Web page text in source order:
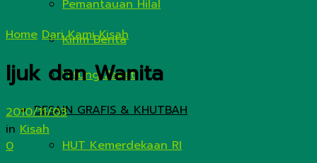
Pemantauan Hilal
Kirim Berita
Hitung Zakat
DESAIN GRAFIS & KHUTBAH
HUT Kemerdekaan RI
Home Dari Kami Kisah
Ijuk dan Wanita
2010/11/03
in Kisah
0